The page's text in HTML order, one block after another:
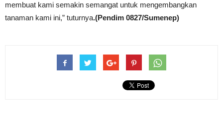
membuat kami semakin semangat untuk mengembangkan
tanaman kami ini,” tuturnya.(Pendim 0827/Sumenep)